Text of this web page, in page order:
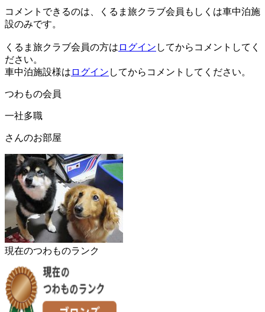
コメントできるのは、くるま旅クラブ会員もしくは車中泊施
設のみです。
くるま旅クラブ会員の方は ログイン してからコメントしてく
ださい。
車中泊施設様は ログイン してからコメントしてください。
つわもの会員
一社多職
さんのお部屋
現在のつわものランク